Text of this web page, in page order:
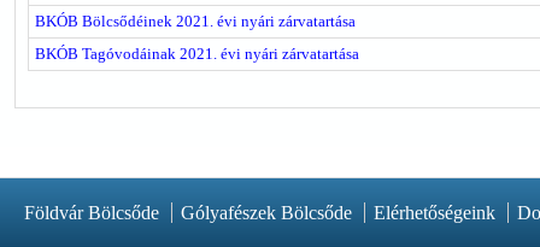
BKÓB Bölcsődéinek 2021. évi nyári zárvatartása
BKÓB Tagóvodáinak 2021. évi nyári zárvatartása
Földvár Bölcsőde Gólyafészek Bölcsőde Elérhetőségeink